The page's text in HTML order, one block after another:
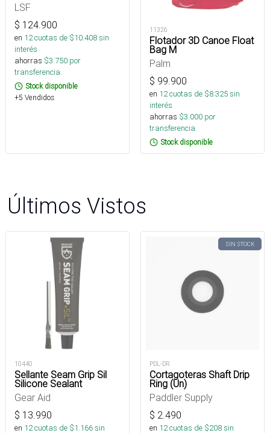
LSF
$ 124.900
en 12cuotas de $10.408sin
interés
ahorras $3.750 por
transferencia.
Stock disponible
+5 Vendidos
11326
Flotador 3D Canoe Float
Bag M
Palm
$ 99.900
en 12cuotas de $8.325sin
interés
ahorras $3.000 por
transferencia.
Stock disponible
Últimos Vistos
10440
Sellante Seam Grip Sil
Silicone Sealant
Gear Aid
$ 13.990
en 12cuotas de $1.166sin
SIN STOCK
PDL-DR
Cortagoteras Shaft Drip
Ring (Un)
Paddler Supply
$ 2.490
en 12cuotas de $208sin